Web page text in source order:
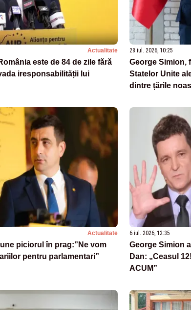
Actualitate
este de 84 de zile fără
iresponsabilității lui
28 iul. 2026, 10:25
George Simion,
Statelor Unite
dintre țările
Actualitate
piciorul în prag:”Ne vom
pentru parlamentari”
6 iul. 2026, 12:35
George Simion
Dan: „Ceasul
ACUM”